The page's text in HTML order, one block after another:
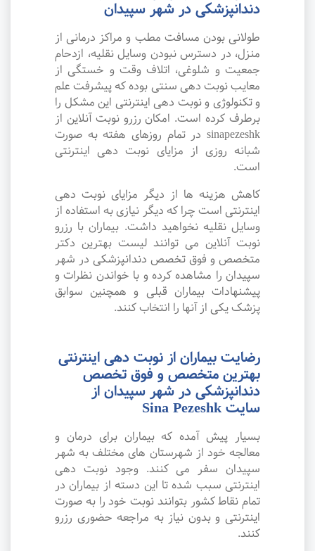
دندانپزشکی در شهر سپیدان
طولانی بودن مسافت مطب و مراکز درمانی از
منزل، در دسترس نبودن وسایل نقلیه، ازدحام
جمعیت و شلوغی، اتلاف وقت و خستگی از
معایب نوبت دهی سنتی بوده که پیشرفت علم
و تکنولوژی و نوبت دهی اینترنتی این مشکل را
برطرف کرده است. امکان رزرو نوبت آنلاین از
sinapezeshk در تمام روزهای هفته به صورت
شبانه روزی از مزایای نوبت دهی اینترنتی
است.
کاهش هزینه ها از دیگر مزایای نوبت دهی
اینترنتی است چرا که دیگر نیازی به استفاده از
وسایل نقلیه نخواهید داشت. بیماران با رزرو
نوبت آنلاین می توانند لیست بهترین دکتر
متخصص و فوق تخصص دندانپزشکی در شهر
سپیدان را مشاهده کرده و با خواندن نظرات و
پیشنهادات بیماران قبلی و همچنین سوابق
پزشک یکی از آنها را انتخاب کنند.
رضایت بیماران از نوبت دهی اینترنتی
بهترین متخصص و فوق تخصص
دندانپزشکی در شهر سپیدان از
سایت Sina Pezeshk
بسیار پیش آمده که بیماران برای درمان و
معالجه خود از شهرستان های مختلف به شهر
سپیدان سفر می کنند. وجود نوبت دهی
اینترنتی سبب شده تا این دسته از بیماران در
تمام نقاط کشور بتوانند نوبت خود را به صورت
اینترنتی و بدون نیاز به مراجعه حضوری رزرو
کنند.